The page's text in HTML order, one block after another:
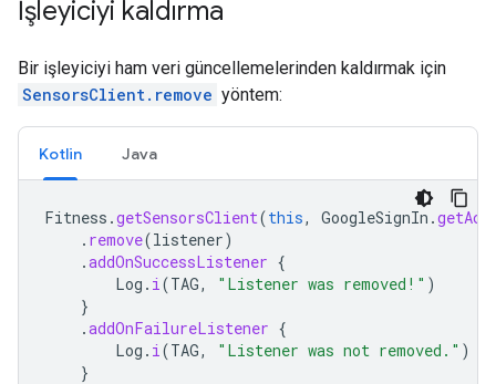
İşleyiciyi kaldırma
Bir işleyiciyi ham veri güncellemelerinden kaldırmak için
SensorsClient.remove yöntem:
Kotlin Java
Fitness .getSensorsClient(this, GoogleSignIn .
. remove(listener)
.addOnSuccessListener {
Log . i(TAG, "Listener was removed!" )
}
.addOnFailureListener {
Log . i(TAG, "Listener was not removed." )
}